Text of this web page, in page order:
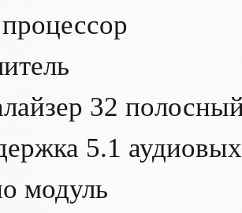
32
5.1
модуль